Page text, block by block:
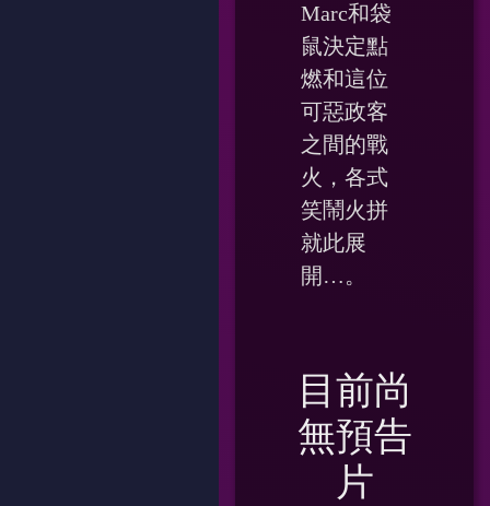
Marc和袋
鼠決定點
燃和這位
可惡政客
之間的戰
火，各式
笑鬧火拼
就此展
開…。
目前尚
無預告
片